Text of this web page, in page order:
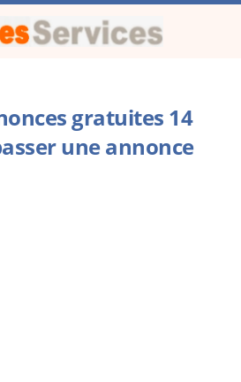
gratuites 14
une annonce